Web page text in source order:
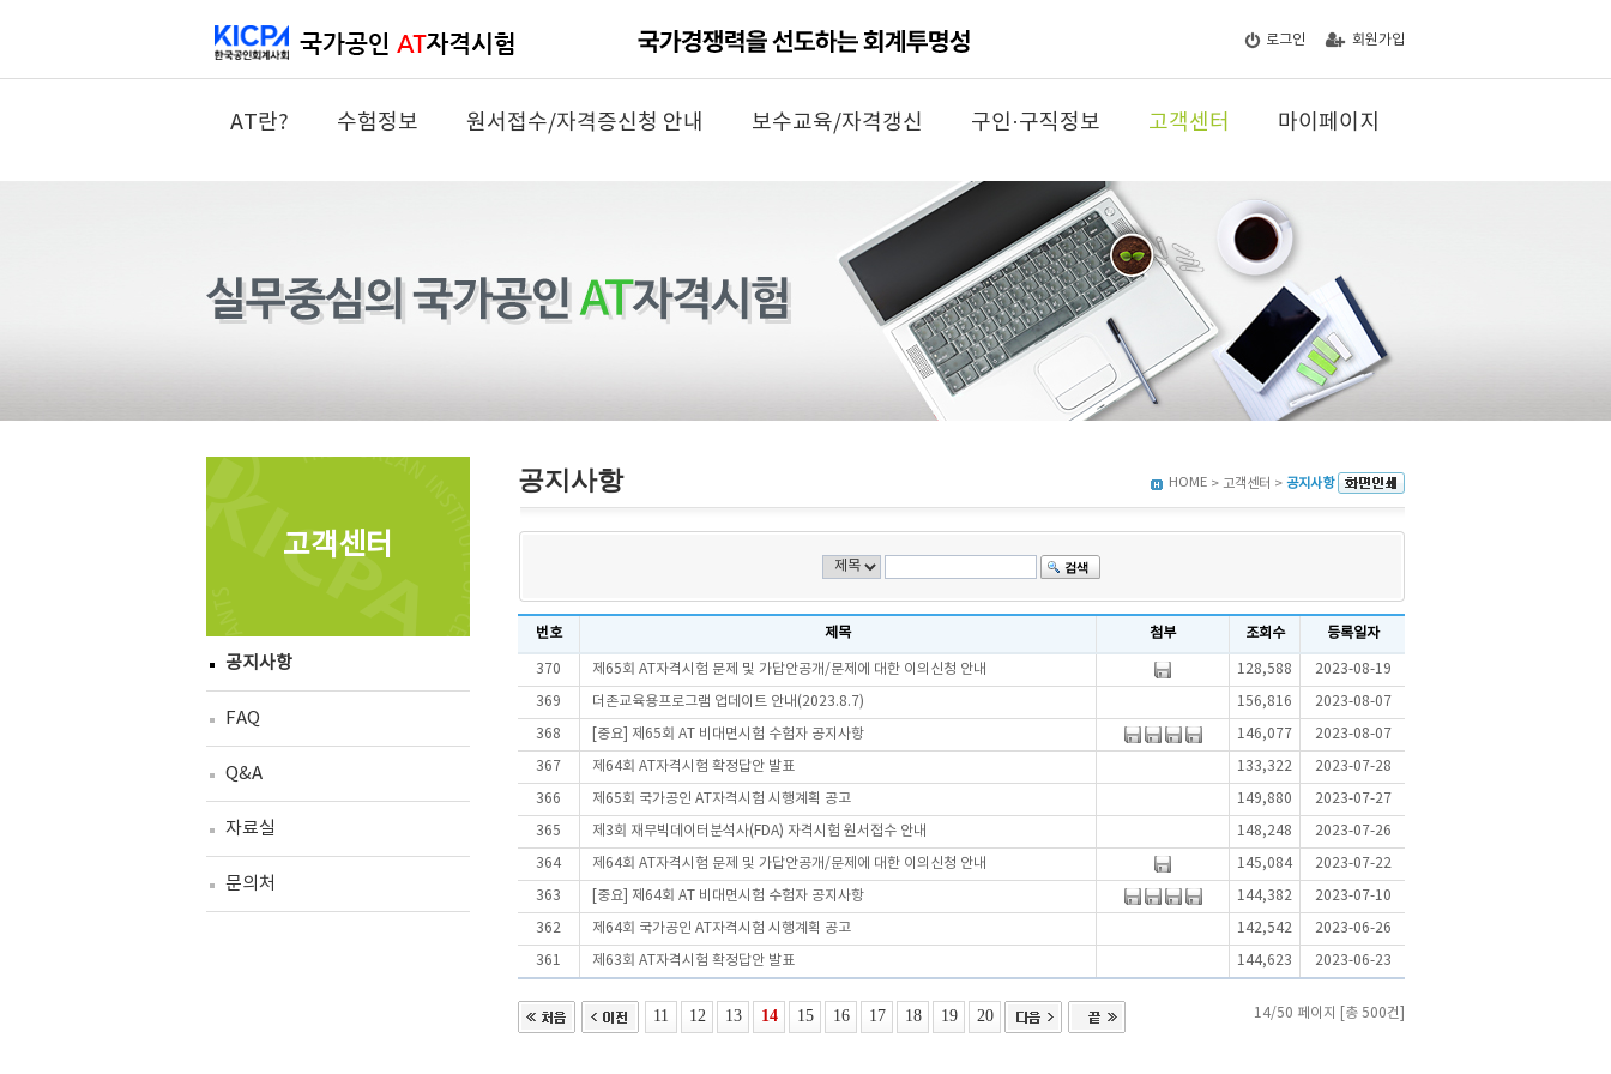
로그인 회원가입
AT란? 수험정보 원서접수/자격증신청 안내 보수교육/자격갱신 구인·구직정보 고객센터 마이페이지
고객센터
공지사항
FAQ
Q&A
자료실
문의처
공지사항 HOME > 고객센터 > 공지사항
번호 제목 첨부 조회수 등록일자
370 제65회 AT자격시험 문제 및 가답안공개/문제에 대한 이의신청 안내 128,588 2023-08-19
369 더존교육용프로그램 업데이트 안내(2023.8.7) 156,816 2023-08-07
368 [중요] 제65회 AT 비대면시험 수험자 공지사항 146,077 2023-08-07
367 제64회 AT자격시험 확정답안 발표 133,322 2023-07-28
366 제65회 국가공인 AT자격시험 시행계획 공고 149,880 2023-07-27
365 제3회 재무빅데이터분석사(FDA) 자격시험 원서접수 안내 148,248 2023-07-26
364 제64회 AT자격시험 문제 및 가답안공개/문제에 대한 이의신청 안내 145,084 2023-07-22
363 [중요] 제64회 AT 비대면시험 수험자 공지사항 144,382 2023-07-10
362 제64회 국가공인 AT자격시험 시행계획 공고 142,542 2023-06-26
361 제63회 AT자격시험 확정답안 발표 144,623 2023-06-23
11 12 13 14 15 16 17 18 19 20 14/50 페이지 [총 500건]